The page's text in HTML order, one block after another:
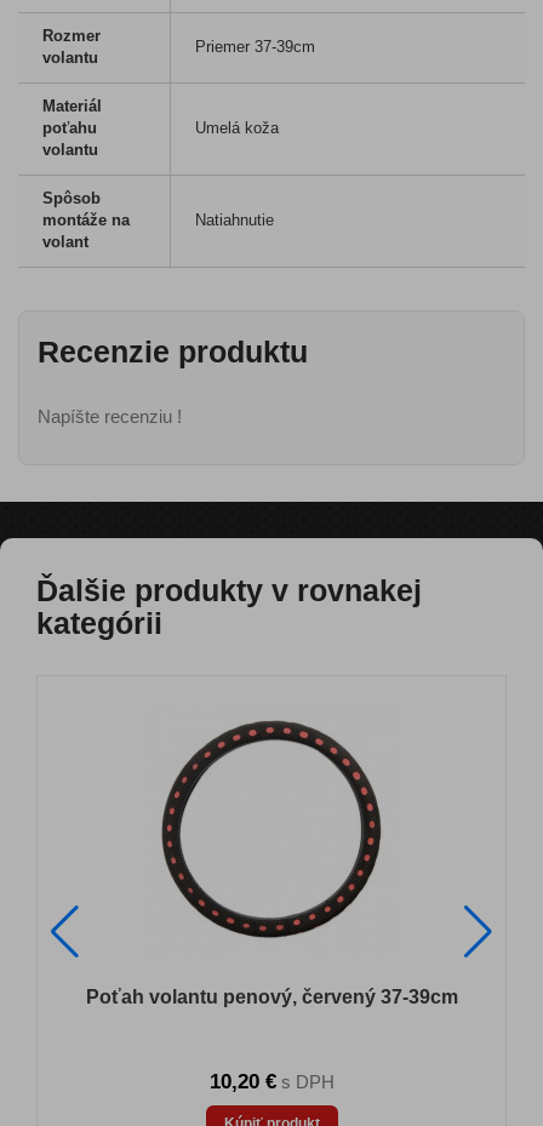
Rozmer
volantu
Priemer 37-39cm
Materiál
poťahu
volantu
Umelá koža
Spôsob
montáže na
volant
Natiahnutie
Recenzie produktu
Napíšte recenziu !
Ďalšie produkty v rovnakej
kategórii
Poťah volantu penový, červený 37-39cm
10,20 €s DPH